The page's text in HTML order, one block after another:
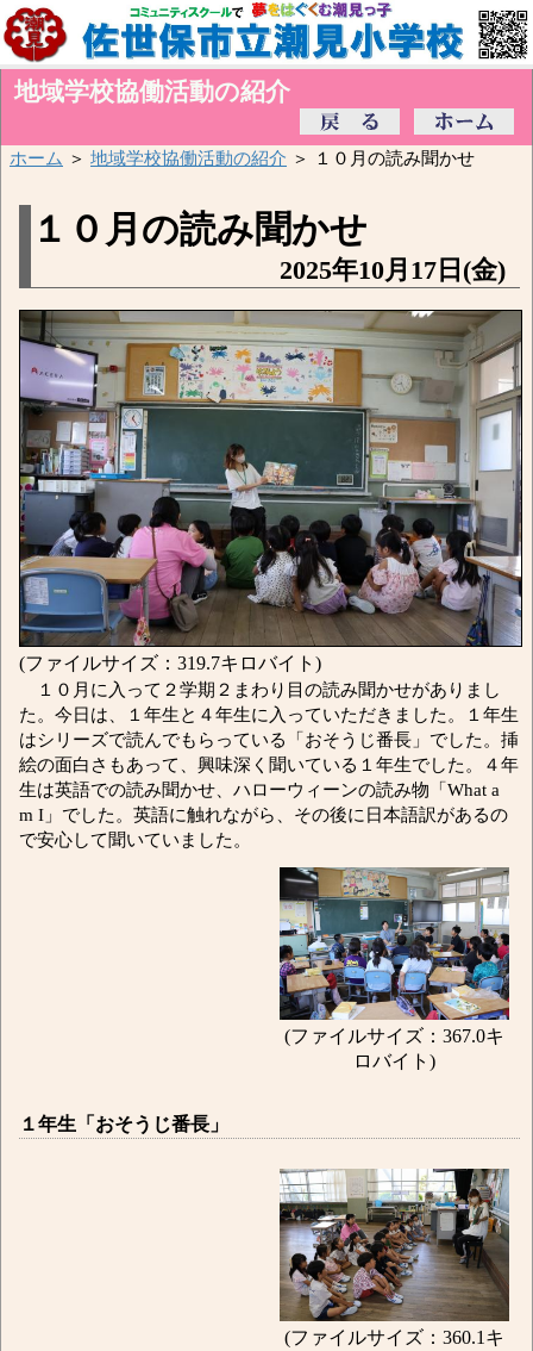
地域学校協働活動の紹介
ホーム ＞ 地域学校協働活動の紹介 ＞ １０月の読み聞かせ
１０月の読み聞かせ
2025年10月17日(金)
(ファイルサイズ：319.7キロバイト)
１０月に入って２学期２まわり目の読み聞かせがありまし
た。今日は、１年生と４年生に入っていただきました。１年生
はシリーズで読んでもらっている「おそうじ番長」でした。挿
絵の面白さもあって、興味深く聞いている１年生でした。４年
生は英語での読み聞かせ、ハローウィーンの読み物「What a
m I」でした。英語に触れながら、その後に日本語訳があるの
で安心して聞いていました。
(ファイルサイズ：367.0キ
ロバイト)
１年生「おそうじ番長」
(ファイルサイズ：360.1キ